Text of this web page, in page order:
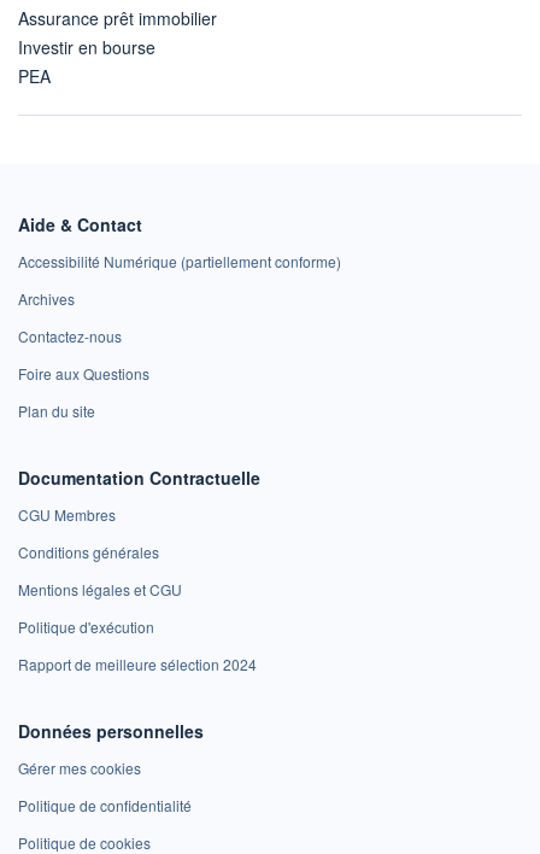
Assurance prêt immobilier
Investir en bourse
PEA
Aide & Contact
Accessibilité Numérique (partiellement conforme)
Archives
Contactez-nous
Foire aux Questions
Plan du site
Documentation Contractuelle
CGU Membres
Conditions générales
Mentions légales et CGU
Politique d'exécution
Rapport de meilleure sélection 2024
Données personnelles
Gérer mes cookies
Politique de confidentialité
Politique de cookies